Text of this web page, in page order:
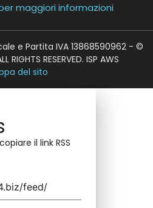
maggiori informazioni
e Partita IVA 13868590962 - ©
RESERVED. ISP AWS
del sito
il link RSS